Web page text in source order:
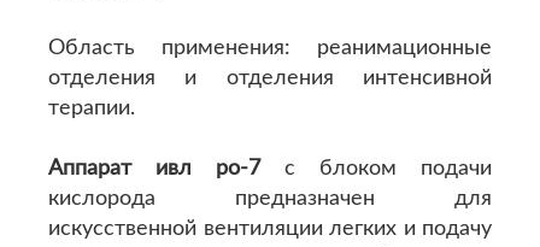
Область применения: реанимационные
отделения и отделения интенсивной
терапии.
Аппарат ивл ро-7с блоком подачи
кислорода предназначен для
искусственной вентиляции легких и подачу